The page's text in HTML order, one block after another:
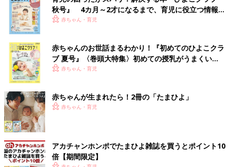
秋号』 4カ月～2才になるまで、育児に役立つ情報が
いっぱい！
赤ちゃん・育児
赤ちゃんのお世話まるわかり！『初めてのひよこクラ
ブ 夏号』〈巻頭大特集〉初めての授乳がうまくい
く！ おっぱい・ミルクの基本と夏のトラブル 解決テ
赤ちゃん・育児
赤ちゃんが生まれたら！2冊の「たまひよ」
赤ちゃん・育児
アカチャンホンポでたまひよ雑誌を買うとポイント10
倍【期間限定】